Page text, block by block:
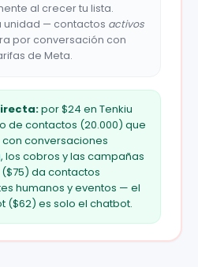
al crecer tu lista.
unidad — contactos activos
por conversación con
de Meta.
por $24 en Tenkiu
de contactos (20.000) que
con conversaciones
los cobros y las campañas
($75) da contactos
humanos y eventos — el
($62) es solo el chatbot.